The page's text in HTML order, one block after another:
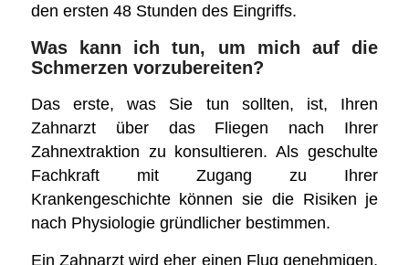
den ersten 48 Stunden des Eingriffs.
Was kann ich tun, um mich auf die
Schmerzen vorzubereiten?
Das erste, was Sie tun sollten, ist, Ihren
Zahnarzt über das Fliegen nach Ihrer
Zahnextraktion zu konsultieren. Als geschulte
Fachkraft mit Zugang zu Ihrer
Krankengeschichte können sie die Risiken je
nach Physiologie gründlicher bestimmen.
Ein Zahnarzt wird eher einen Flug genehmigen,